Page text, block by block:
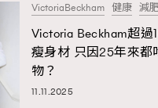
VictoriaBeckham 健康 減肥
Victoria Beckham超過
瘦身材 只因25年來都
物？
11.11.2025